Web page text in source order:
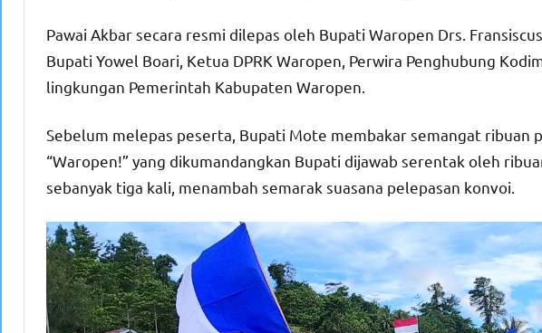
Pawai Akbar secara resmi dilepas oleh Bupati Waropen Drs.
Bupati Yowel Boari, Ketua DPRK Waropen, Perwira Penghubung
lingkungan Pemerintah Kabupaten Waropen.
Sebelum melepas peserta, Bupati Mote membakar semangat ribuan
“Waropen!” yang dikumandangkan Bupati dijawab serentak oleh
sebanyak tiga kali, menambah semarak suasana pelepasan konvoi.